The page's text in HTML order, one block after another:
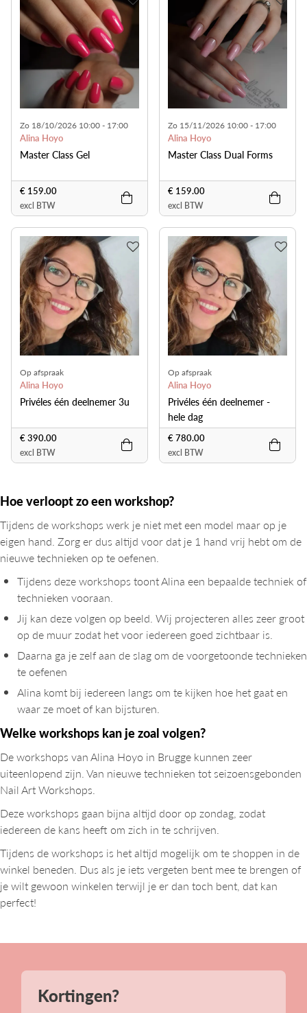
Zo 18/10/2026 10:00 - 17:00
Alina Hoyo
Master Class Gel
€ 159.00
excl BTW
Zo 15/11/2026 10:00 - 17:00
Alina Hoyo
Master Class Dual Forms
€ 159.00
excl BTW
Op afspraak
Alina Hoyo
Privéles één deelnemer 3u
€ 390.00
excl BTW
Op afspraak
Alina Hoyo
Privéles één deelnemer -
hele dag
€ 780.00
excl BTW
Hoe verloopt zo een workshop?
Tijdens de workshops werk je niet met een model maar op je
eigen hand. Zorg er dus altijd voor dat je 1 hand vrij hebt om de
nieuwe technieken op te oefenen.
Tijdens deze workshops toont Alina een bepaalde techniek of
technieken vooraan.
Jij kan deze volgen op beeld. Wij projecteren alles zeer groot
op de muur zodat het voor iedereen goed zichtbaar is.
Daarna ga je zelf aan de slag om de voorgetoonde technieken
te oefenen
Alina komt bij iedereen langs om te kijken hoe het gaat en
waar ze moet of kan bijsturen.
Welke workshops kan je zoal volgen?
De workshops van Alina Hoyo in Brugge kunnen zeer
uiteenlopend zijn. Van nieuwe technieken tot seizoensgebonden
Nail Art Workshops.
Deze workshops gaan bijna altijd door op zondag, zodat
iedereen de kans heeft om zich in te schrijven.
Tijdens de workshops is het altijd mogelijk om te shoppen in de
winkel beneden. Dus als je iets vergeten bent mee te brengen of
je wilt gewoon winkelen terwijl je er dan toch bent, dat kan
perfect!
Kortingen?